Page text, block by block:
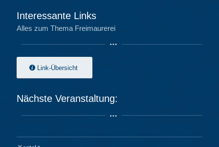
Interessante Links
Alles zum Thema Freimaurerei
Link-Übersicht
Nächste Veranstaltung: